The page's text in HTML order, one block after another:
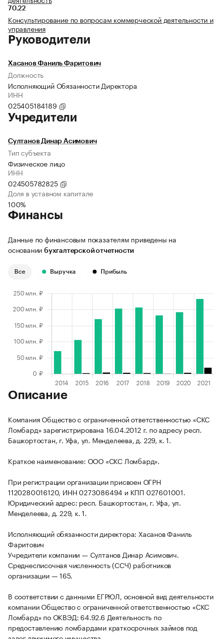
70.22
Консультирование по вопросам коммерческой деятельности и
управления
Руководители
Хасанов Фаниль Фаритович
Должность
Исполняющий Обязанности Директора
ИНН
025405184189
Учредители
Султанов Динар Асимович
Тип субъекта
Физическое лицо
ИНН
024505782825
Доля в уставном капитале
100%
Финансы
Данные по финансовым показателям приведены на
основании бухгалтерской отчетности
Все Выручка Прибыль
Описание
Компания Общество с ограниченной ответственностью «СКС
Ломбард» зарегистрирована 16.04.2012 г. по адресу респ.
Башкортостан, г. Уфа, ул. Менделеева, д. 229, к. 1.
Краткое наименование: ООО «СКС Ломбард».
При регистрации организации присвоен ОГРН
1120280016120, ИНН 0273086494 и КПП 027601001.
Юридический адрес: респ. Башкортостан, г. Уфа, ул.
Менделеева, д. 229, к. 1.
Исполняющий обязанности директора: Хасанов Фаниль
Фаритович
Учредители компании — Султанов Динар Асимович.
Среднесписочная численность (ССЧ) работников
организации — 165.
В соответствии с данными ЕГРЮЛ, основной вид деятельности
компании Общество с ограниченной ответственностью «СКС
Ломбард» по ОКВЭД: 64.92.6 Деятельность по
предоставлению ломбардами краткосрочных займов под